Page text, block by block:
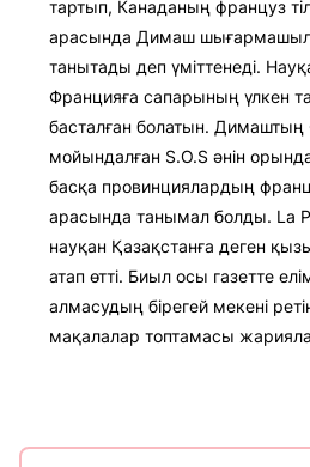
тартып, Канаданың француз
арасында Димаш
танытады деп үміттенеді.
Францияға сапарының үлкен
басталған болатын.
мойындалған S.O.S әнін
басқа провинциялардың
арасында танымал болды. La
науқан Қазақстанға деген
атап өтті. Биыл осы газетте
алмасудың бірегей мекені
мақалалар топтамасы